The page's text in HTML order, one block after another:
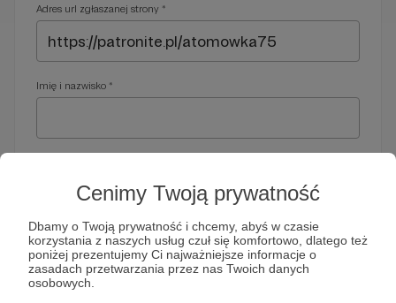
Cenimy Twoją prywatność
Dbamy o Twoją prywatność i chcemy, abyś w czasie
korzystania z naszych usług czuł się komfortowo, dlatego też
poniżej prezentujemy Ci najważniejsze informacje o
zasadach przetwarzania przez nas Twoich danych
osobowych.
Adres url zgłaszanej strony *
Imię i nazwisko *
Telefon *